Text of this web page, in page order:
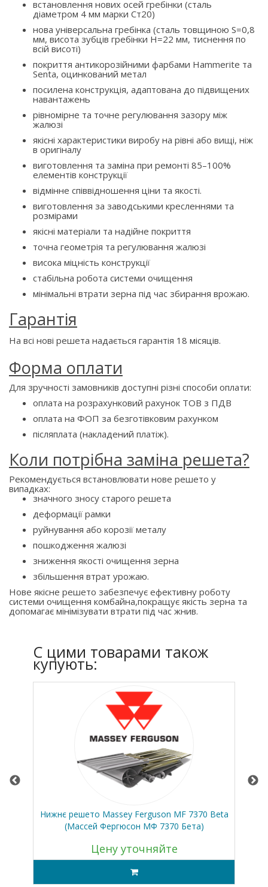
встановлення нових осей гребінки (сталь
діаметром 4 мм марки Ст20)
нова універсальна гребінка (сталь товщиною S=0,8
мм, висота зубців гребінки H=22 мм, тиснення по
всій висоті)
покриття антикорозійними фарбами Hammerite та
Senta, оцинкований метал
посилена конструкція, адаптована до підвищених
навантажень
рівномірне та точне регулювання зазору між
жалюзі
якісні характеристики виробу на рівні або вищі, ніж
в оригіналу
виготовлення та заміна при ремонті 85–100%
елементів конструкції
відмінне співвідношення ціни та якості.
виготовлення за заводськими кресленнями та
розмірами
якісні матеріали та надійне покриття
точна геометрія та регулювання жалюзі
висока міцність конструкції
стабільна робота системи очищення
мінімальні втрати зерна під час збирання врожаю.
Гарантія
На всі нові решета надається гарантія 18 місяців.
Форма оплати
Для зручності замовників доступні різні способи оплати:
оплата на розрахунковий рахунок ТОВ з ПДВ
оплата на ФОП за безготівковим рахунком
післяплата (накладений платіж).
Коли потрібна заміна решета?
Рекомендується встановлювати нове решето у
випадках:
значного зносу старого решета
деформації рамки
руйнування або корозії металу
пошкодження жалюзі
зниження якості очищення зерна
збільшення втрат урожаю.
Нове якісне решето забезпечує ефективну роботу
системи очищення комбайна,покращує якість зерна та
допомагає мінімізувати втрати під час жнив.
C цими товарами також
купують:
Нижнє решето Massey Ferguson MF 7370 Beta
(Массей Фергюсон МФ 7370 Бета)
Цену уточняйте